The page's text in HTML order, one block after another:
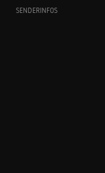
SENDERINFOS